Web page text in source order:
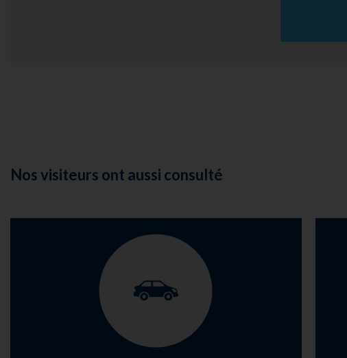
Nos visiteurs ont aussi consulté